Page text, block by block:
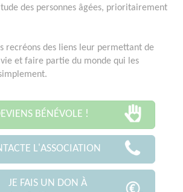
des personnes âgées, prioritairement
recréons des liens leur permettant de
et faire partie du monde qui les
BÉNÉVOLE !
L'ASSOCIATION
JE FAIS UN DON À